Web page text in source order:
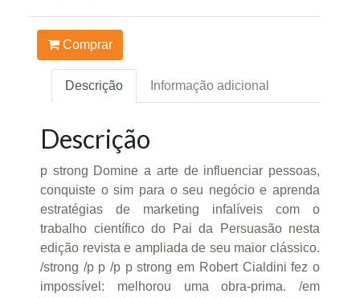
Comprar
Descrição Informação adicional
Descrição
p strong Domine a arte de influenciar pessoas,
conquiste o sim para o seu negócio e aprenda
estratégias de marketing infalíveis com o
trabalho científico do Pai da Persuasão nesta
edição revista e ampliada de seu maior clássico.
/strong /p p /p p strong em Robert Cialdini fez o
impossível: melhorou uma obra-prima. /em